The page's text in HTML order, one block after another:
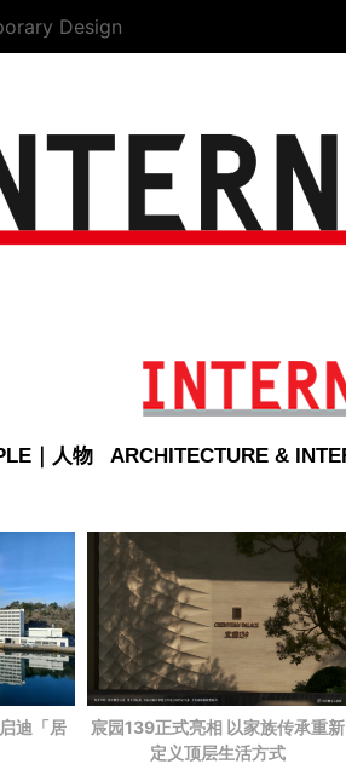
Design
｜人物 ARCHITECTURE &
迪「居
宸园139正式亮相 以家族传承重新
定义顶层生活方式